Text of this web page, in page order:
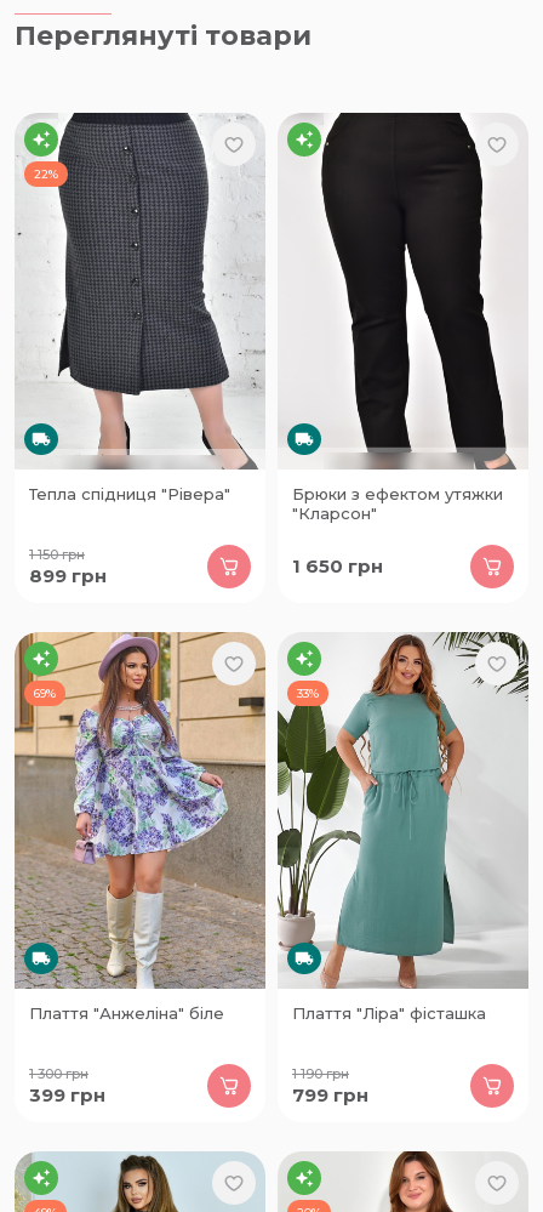
Переглянуті товари
22%
Тепла спідниця "Рівера"
1 150грн
899 грн
Брюки з ефектом утяжки
"Кларсон"
1 650 грн
69%
Плаття "Анжеліна" біле
1 300грн
399 грн
33%
Плаття "Ліра" фісташка
1 190грн
799 грн